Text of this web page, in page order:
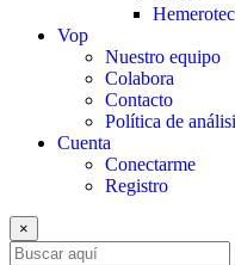
Vop
Nuestro equipo
Colabora
Contacto
Política de
Cuenta
Conectarme
Registro
×